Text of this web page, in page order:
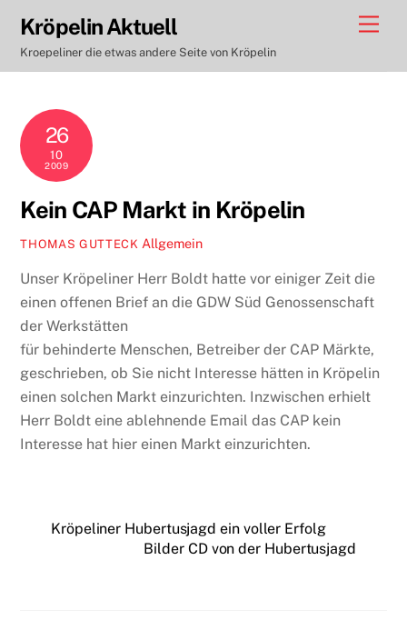
content
Kröpelin Aktuell
Kroepeliner die etwas andere Seite von Kröpelin
26
10
2009
Kein CAP Markt in Kröpelin
THOMAS GUTTECK Allgemein
Unser Kröpeliner Herr Boldt hatte vor einiger Zeit die
einen offenen Brief an die GDW Süd Genossenschaft
der Werkstätten
für behinderte Menschen, Betreiber der CAP Märkte,
geschrieben, ob Sie nicht Interesse hätten in Kröpelin
einen solchen Markt einzurichten. Inzwischen erhielt
Herr Boldt eine ablehnende Email das CAP kein
Interesse hat hier einen Markt einzurichten.
Kröpeliner Hubertusjagd ein voller Erfolg
Bilder CD von der Hubertusjagd